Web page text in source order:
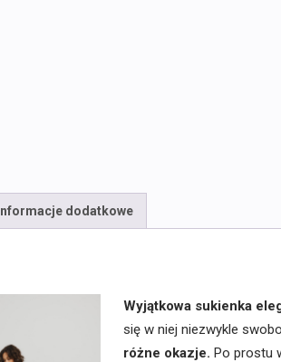
Informacje dodatkowe
Wyjątkowa sukienka
się w niej niezwykle
różne okazje. Po prostu